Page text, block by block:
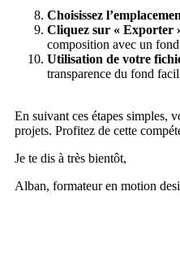
Choisissez
Cliquez sur « Exporter
composition avec un
Utilisation de votre
transparence du fond
En suivant ces étapes simples,
projets. Profitez de cette
Je te dis à très bientôt,
Alban, formateur en motion